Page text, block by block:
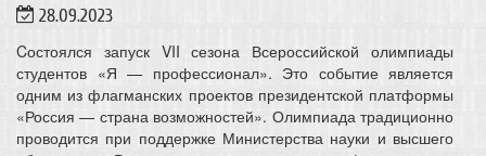
28.09.2023
Cостоялся запуск VII сезона Всероссийской олимпиады
студентов «Я — профессионал». Это событие является
одним из флагманских проектов президентской платформы
«Россия — страна возможностей». Олимпиада традиционно
проводится при поддержке Министерства науки и высшего